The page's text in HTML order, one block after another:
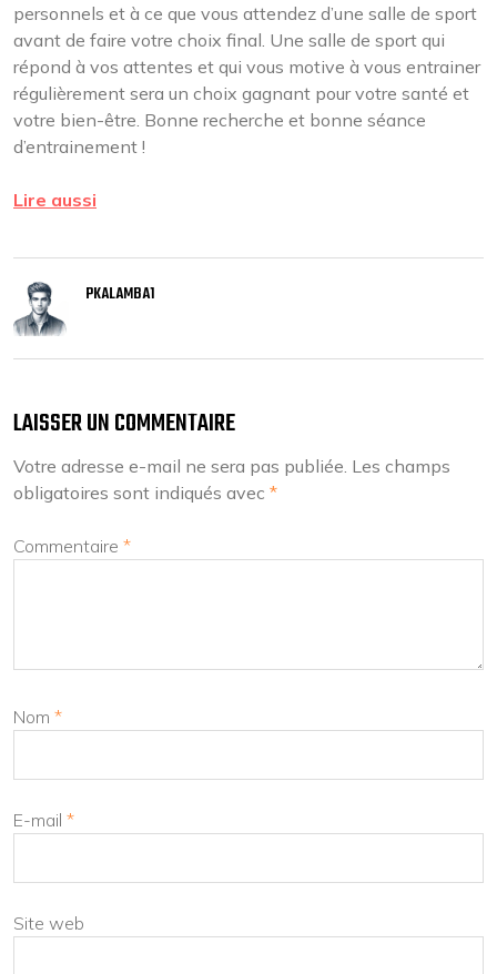
personnels et à ce que vous attendez d’une salle de sport
avant de faire votre choix final. Une salle de sport qui
répond à vos attentes et qui vous motive à vous entrainer
régulièrement sera un choix gagnant pour votre santé et
votre bien-être. Bonne recherche et bonne séance
d’entrainement !
Lire aussi
PKALAMBA1
LAISSER UN COMMENTAIRE
Votre adresse e-mail ne sera pas publiée. Les champs
obligatoires sont indiqués avec *
Commentaire *
Nom *
E-mail *
Site web